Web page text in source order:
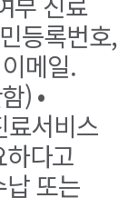
등록번호,
메일.
) •
료서비스
다고
또는